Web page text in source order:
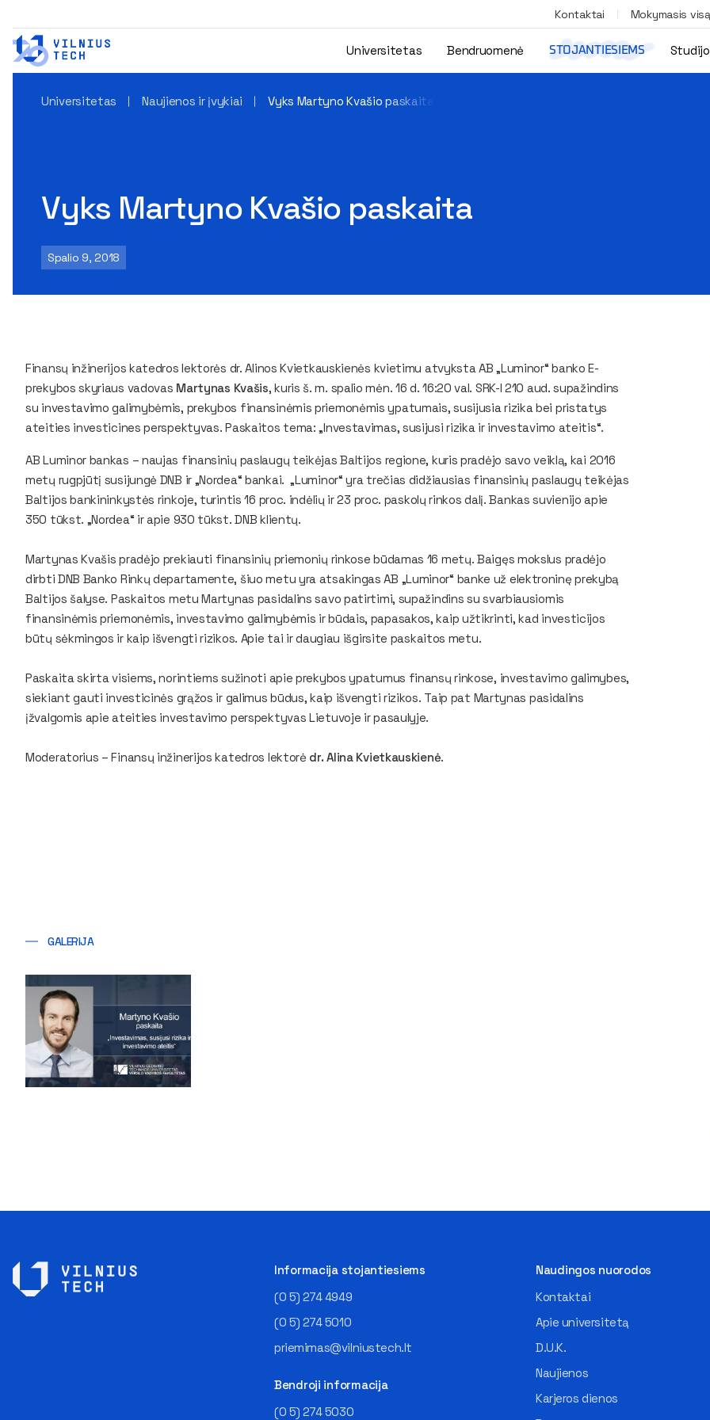
Kontaktai Mokymasis
Universitetas Bendruomenė STOJANTIESIEMS
Universitetas Naujienos ir įvykiai Vyks Martyno Kvašio paskaita
Vyks Martyno Kvašio paskaita
Spalio 9, 2018
Finansų inžinerijos katedros lektorės dr. Alinos Kvietkauskienės kvietimu atvyksta AB „Luminor“ banko E-
prekybos skyriaus vadovas Martynas Kvašis, kuris š. m. spalio mėn. 16 d. 16:20 val. SRK-I 210 aud. supažindins
su investavimo galimybėmis, prekybos finansinėmis priemonėmis ypatumais, susijusia rizika bei pristatys
ateities investicines perspektyvas. Paskaitos tema: „Investavimas, susijusi rizika ir investavimo ateitis“.
AB Luminor bankas – naujas finansinių paslaugų teikėjas Baltijos regione, kuris pradėjo savo veiklą, kai 2016
metų rugpjūtį susijungė DNB ir „Nordea“ bankai. „Luminor“ yra trečias didžiausias finansinių paslaugų teikėjas
Baltijos bankininkystės rinkoje, turintis 16 proc. indėlių ir 23 proc. paskolų rinkos dalį. Bankas suvienijo apie
350 tūkst. „Nordea“ ir apie 930 tūkst. DNB klientų.
Martynas Kvašis pradėjo prekiauti finansinių priemonių rinkose būdamas 16 metų. Baigęs mokslus pradėjo
dirbti DNB Banko Rinkų departamente, šiuo metu yra atsakingas AB „Luminor“ banke už elektroninę prekybą
Baltijos šalyse. Paskaitos metu Martynas pasidalins savo patirtimi, supažindins su svarbiausiomis
finansinėmis priemonėmis, investavimo galimybėmis ir būdais, papasakos, kaip užtikrinti, kad investicijos
būtų sėkmingos ir kaip išvengti rizikos. Apie tai ir daugiau išgirsite paskaitos metu.
Paskaita skirta visiems, norintiems sužinoti apie prekybos ypatumus finansų rinkose, investavimo galimybes,
siekiant gauti investicinės grąžos ir galimus būdus, kaip išvengti rizikos. Taip pat Martynas pasidalins
įžvalgomis apie ateities investavimo perspektyvas Lietuvoje ir pasaulyje.
Moderatorius – Finansų inžinerijos katedros lektorė dr. Alina Kvietkauskienė.
GALERIJA
Informacija stojantiesiems
(0 5) 274 4949
(0 5) 274 5010
priemimas@vilniustech.lt
Bendroji informacija
(0 5) 274 5030
Naudingos nuorodos
Kontaktai
Apie universitetą
D.U.K.
Naujienos
Karjeros dienos